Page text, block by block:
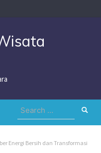
Search
for:
Energi Bersih dan Transformasi